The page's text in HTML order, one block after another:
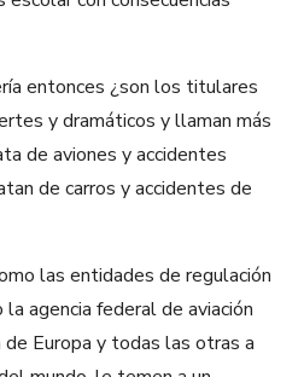
entonces ¿son los titulares
y dramáticos y llaman más
de aviones y accidentes
de carros y accidentes de
las entidades de regulación
agencia federal de aviación
Europa y todas las otras a